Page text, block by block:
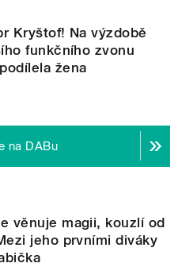
Kryštof! Na výzdobě
funkčního zvonu
žena
na DABu
věnuje magii, kouzlí od
jeho prvními diváky